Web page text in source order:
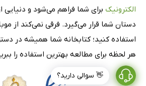
👋 سوالی دارید؟
الکترونیک برای شما فراهم می‌شود و دنیایی
دستان شما قرار می‌گیرد. فرقی نمی‌کند از
استفاده کنید؛ کتابخانه شما همیشه در
هر لحظه برای مطالعه بهترین استفاده را